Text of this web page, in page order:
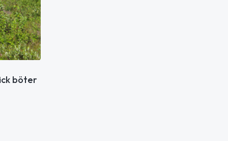
böter